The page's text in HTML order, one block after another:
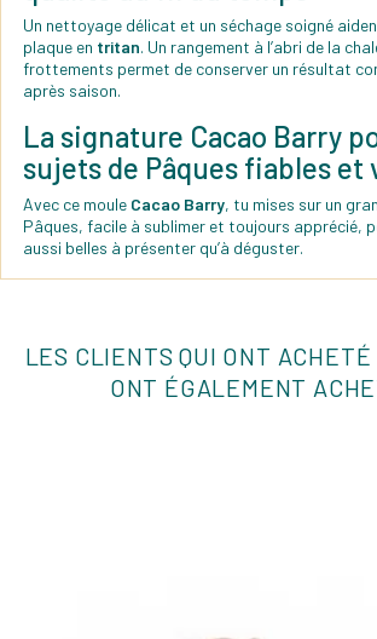
Un nettoyage délicat et un séchage soigné
plaque en tritan. Un rangement à l’abri de la
frottements permet de conserver un résultat
après saison.
La signature Cacao Barry
sujets de Pâques fiables et
Avec ce moule Cacao Barry, tu mises sur un
Pâques, facile à sublimer et toujours apprécié,
aussi belles à présenter qu’à déguster.
LES CLIENTS QUI ONT ACHETÉ
ONT ÉGALEMENT